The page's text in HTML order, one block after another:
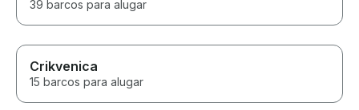
39 barcos para alugar
Crikvenica
15 barcos para alugar